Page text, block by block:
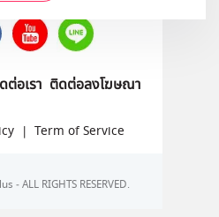
ต่อเรา ติดต่อลงโฆษณา
| Term of Service
- ALL RIGHTS RESERVED.